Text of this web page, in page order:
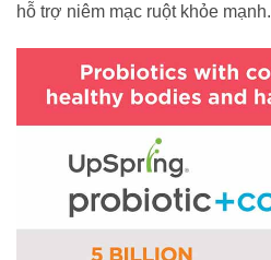
hỗ trợ niêm mạc ruột khỏe mạnh.